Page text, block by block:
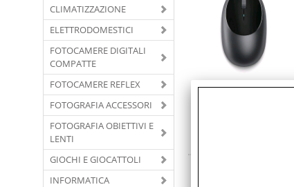
CLIMATIZZAZIONE
ELETTRODOMESTICI
FOTOCAMERE DIGITALI
COMPATTE
FOTOCAMERE REFLEX
FOTOGRAFIA ACCESSORI
FOTOGRAFIA OBIETTIVI E
LENTI
GIOCHI E GIOCATTOLI
INFORMATICA